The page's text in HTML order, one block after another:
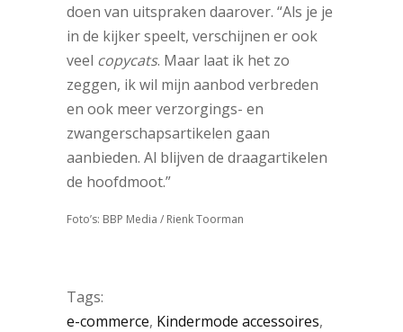
doen van uitspraken daarover. “Als je je
in de kijker speelt, verschijnen er ook
veel copycats. Maar laat ik het zo
zeggen, ik wil mijn aanbod verbreden
en ook meer verzorgings- en
zwangerschapsartikelen gaan
aanbieden. Al blijven de draagartikelen
de hoofdmoot.”
Foto’s: BBP Media / Rienk Toorman
Tags:
e-commerce, Kindermode accessoires,